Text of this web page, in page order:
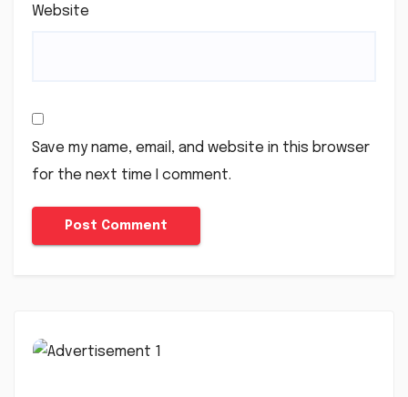
Website
Save my name, email, and website in this browser
for the next time I comment.